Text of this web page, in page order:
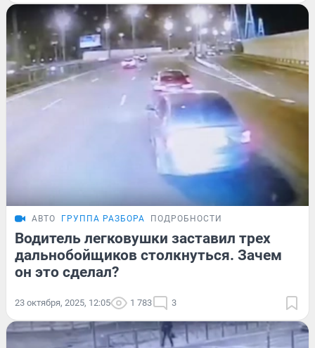
АВТО ГРУППА РАЗБОРА ПОДРОБНОСТИ
Водитель легковушки заставил трех
дальнобойщиков столкнуться. Зачем
он это сделал?
23 октября, 2025, 12:05 1 783 3